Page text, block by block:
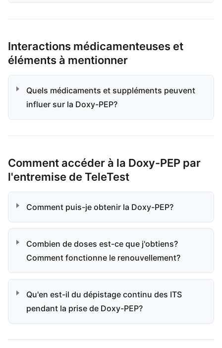
Interactions médicamenteuses et
éléments à mentionner
Quels médicaments et suppléments peuvent
influer sur la Doxy-PEP?
Comment accéder à la Doxy-PEP par
l'entremise de TeleTest
Comment puis-je obtenir la Doxy-PEP?
Combien de doses est-ce que j'obtiens?
Comment fonctionne le renouvellement?
Qu'en est-il du dépistage continu des ITS
pendant la prise de Doxy-PEP?